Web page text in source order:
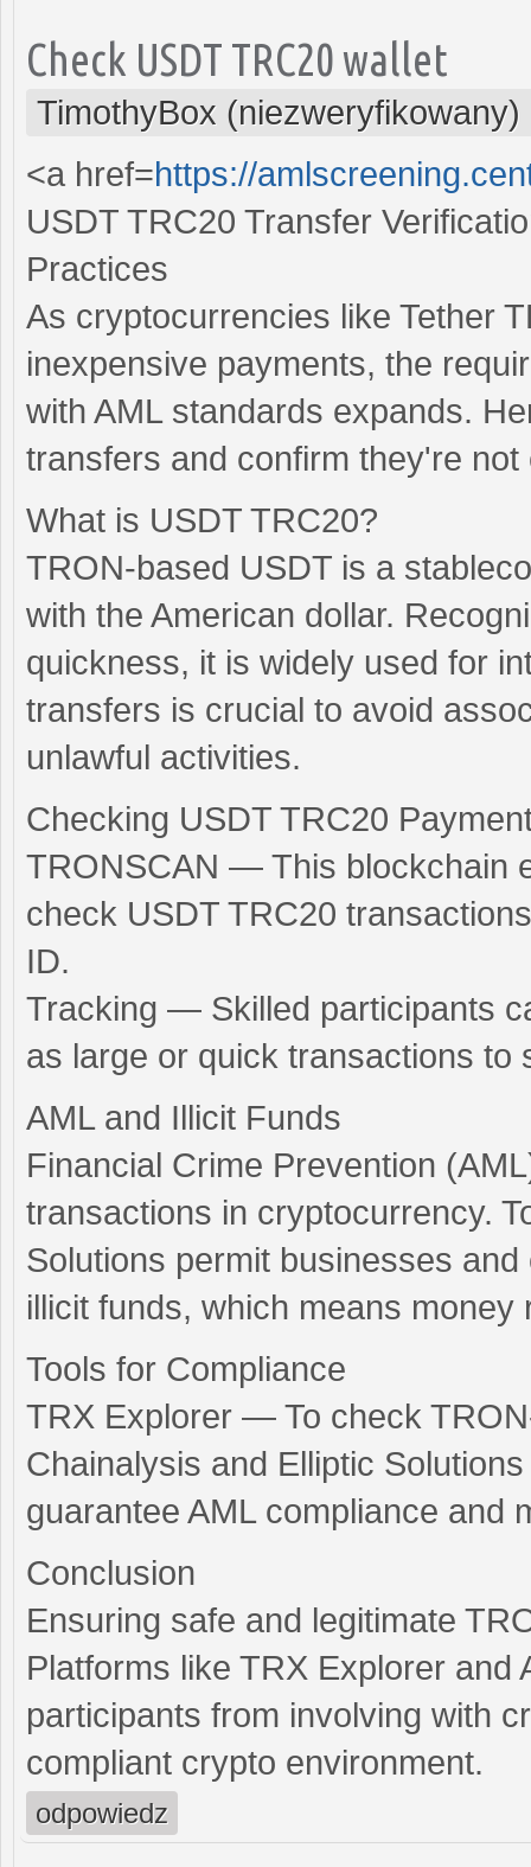
Check USDT TRC20 wallet
TimothyBox (niezweryfikowany)
<a href=https://
USDT TRC20 Transfer
Practices
As cryptocurrencies like Tether
inexpensive payments, the
with AML standards expands.
transfers and confirm they're
What is USDT TRC20?
TRON-based USDT is a
with the American dollar.
quickness, it is widely used for
transfers is crucial to avoid
unlawful activities.
Checking USDT TRC20
TRONSCAN — This blockchain
check USDT TRC20
ID.
Tracking — Skilled participants
as large or quick transactions to
AML and Illicit Funds
Financial Crime Prevention
transactions in cryptocurrency.
Solutions permit businesses
illicit funds, which means money
Tools for Compliance
TRX Explorer — To check
Chainalysis and Elliptic
guarantee AML compliance and
Conclusion
Ensuring safe and legitimate
Platforms like TRX Explorer and
participants from involving with
compliant crypto environment.
odpowiedz